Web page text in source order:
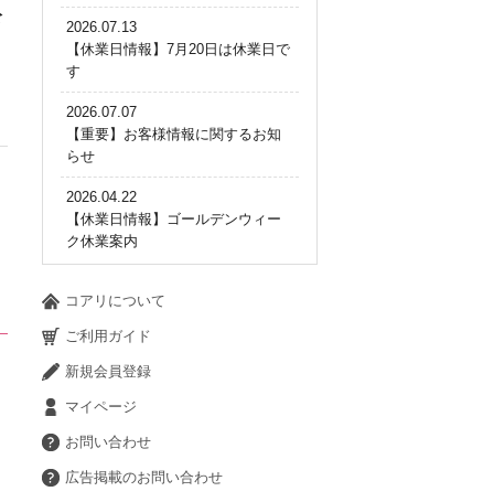
2026.07.13
【休業日情報】7月20日は休業日で
す
2026.07.07
【重要】お客様情報に関するお知
らせ
2026.04.22
【休業日情報】ゴールデンウィー
ク休業案内
コアリについて
ご利用ガイド
新規会員登録
マイページ
お問い合わせ
広告掲載のお問い合わせ